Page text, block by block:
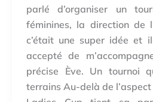
parlé d’organiser un
féminines, la direction de
c’était une super idée et
accepté de
précise Ève. Un tournoi
terrains Au-delà de